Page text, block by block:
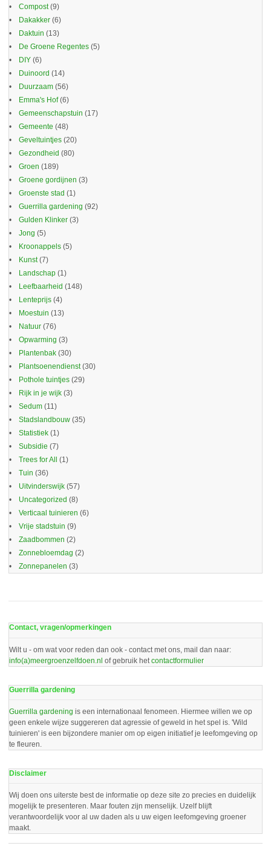
Compost(9)
Dakakker (6)
Daktuin (13)
De Groene Regentes (5)
DIY (6)
Duinoord (14)
Duurzaam (56)
Emma's Hof(6)
Gemeenschapstuin (17)
Gemeente (48)
Geveltuintjes (20)
Gezondheid (80)
Groen (189)
Groene gordijnen (3)
Groenste stad (1)
Guerrilla gardening (92)
Gulden Klinker (3)
Jong (5)
Kroonappels (5)
Kunst(7)
Landschap (1)
Leefbaarheid (148)
Lenteprijs (4)
Moestuin (13)
Natuur (76)
Opwarming (3)
Plantenbak (30)
Plantsoenendienst(30)
Pothole tuintjes (29)
Rijk in je wijk (3)
Sedum (11)
Stadslandbouw (35)
Statistiek (1)
Subsidie (7)
Trees for All
(1)
Tuin (36)
Uitvinderswijk (57)
Uncategorized (8)
Verticaal tuinieren (6)
Vrije stadstuin (9)
Zaadbommen (2)
Zonnebloemdag (2)
Zonnepanelen (3)
Contact, vragen/opmerkingen
Wilt u - om wat voor reden dan ook - contact met ons, mail dan naar:
info(a)meergroenzelfdoen.nl of gebruik het contactformulier
Guerrilla gardening
Guerrilla gardening is een internationaal fenomeen. Hiermee willen we op
geen enkele wijze suggereren dat agressie of geweld in het spel is. 'Wild
tuinieren' is een bijzondere manier om op eigen initiatief je leefomgeving op
te fleuren.
Disclaimer
Wij doen ons uiterste best de informatie op deze site zo precies en duidelijk
mogelijk te presenteren. Maar fouten zijn menselijk. Uzelf blijft
verantwoordelijk voor al uw daden als u uw eigen leefomgeving groener
maakt.